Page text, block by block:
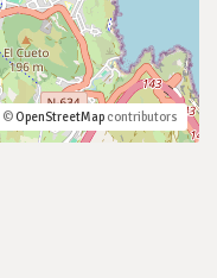
| ©OpenStreetMap contributors